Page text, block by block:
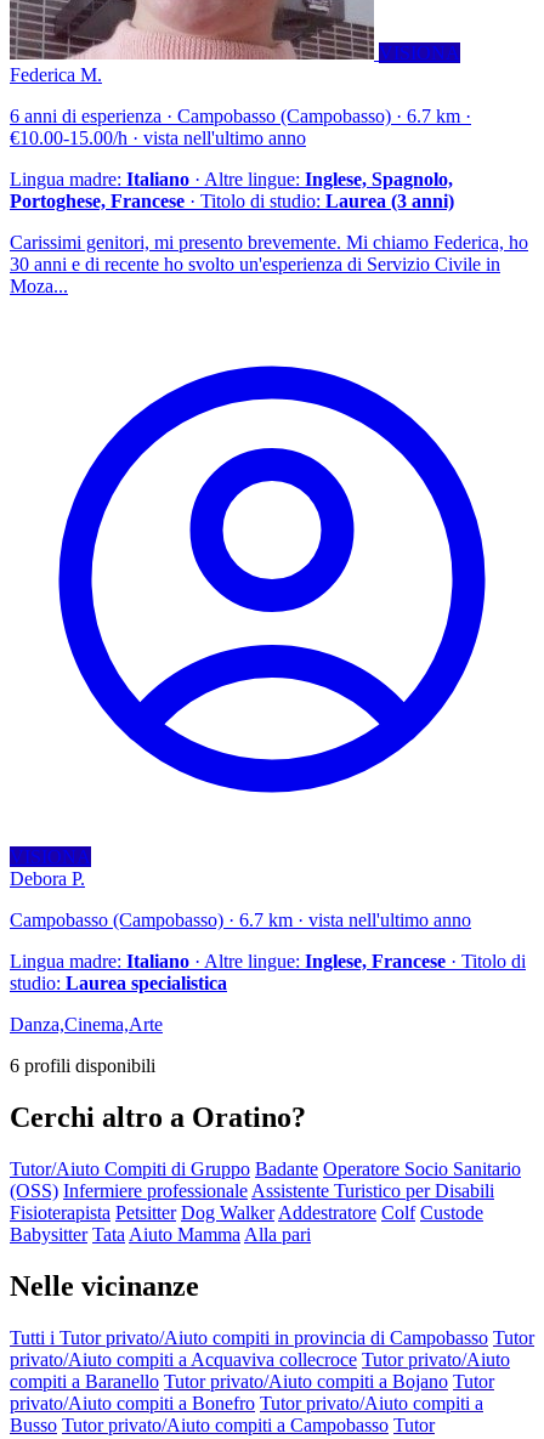
VISIONA
Federica M.
6 anni di esperienza · Campobasso (Campobasso) · 6.7 km ·
€10.00-15.00/h · vista nell'ultimo anno
Lingua madre: Italiano · Altre lingue: Inglese, Spagnolo,
Portoghese, Francese · Titolo di studio: Laurea (3 anni)
Carissimi genitori, mi presento brevemente. Mi chiamo Federica, ho
30 anni e di recente ho svolto un'esperienza di Servizio Civile in
Moza...
VISIONA
Debora P.
Campobasso (Campobasso) · 6.7 km · vista nell'ultimo anno
Lingua madre: Italiano · Altre lingue: Inglese, Francese · Titolo di
studio: Laurea specialistica
Danza,Cinema,Arte
6 profili disponibili
Cerchi altro a Oratino?
Tutor/Aiuto Compiti di Gruppo Badante Operatore Socio Sanitario
(OSS) Infermiere professionale Assistente Turistico per Disabili
Fisioterapista Petsitter Dog Walker Addestratore Colf Custode
Babysitter Tata Aiuto Mamma Alla pari
Nelle vicinanze
Tutti i Tutor privato/Aiuto compiti in provincia di Campobasso Tutor
privato/Aiuto compiti a Acquaviva collecroce Tutor privato/Aiuto
compiti a Baranello Tutor privato/Aiuto compiti a Bojano Tutor
privato/Aiuto compiti a Bonefro Tutor privato/Aiuto compiti a
Busso Tutor privato/Aiuto compiti a Campobasso Tutor